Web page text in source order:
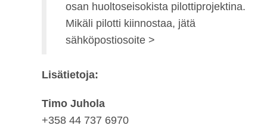
osan huoltoseisokista pilottiprojektina.
Mikäli pilotti kiinnostaa, jätä
sähköpostiosoite >
Lisätietoja:
Timo Juhola
+358 44 737 6970